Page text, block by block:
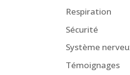
Respiration
Sécurité
Système
Témoignages